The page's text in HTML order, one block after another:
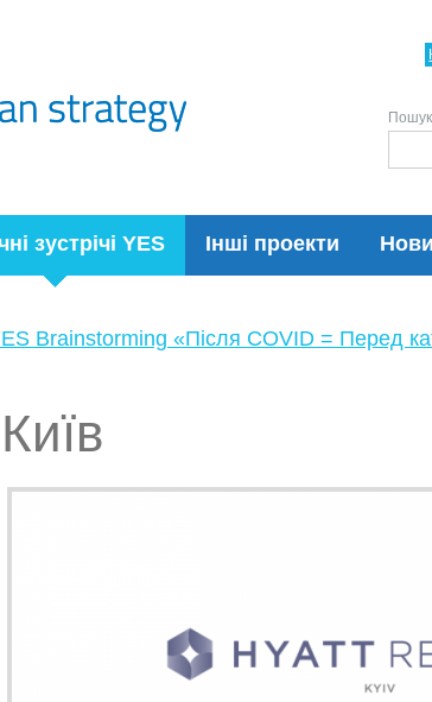
зустрічі YES Інші проекти
Пошук
Brainstorming «Після COVID = Перед